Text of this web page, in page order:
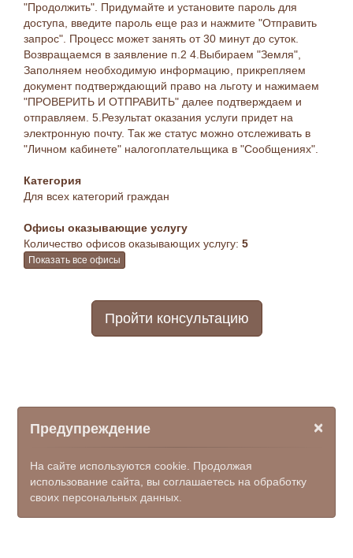
"Продолжить". Придумайте и установите пароль для
доступа, введите пароль еще раз и нажмите "Отправить
запрос". Процесс может занять от 30 минут до суток.
Возвращаемся в заявление п.2 4.Выбираем "Земля",
Заполняем необходимую информацию, прикрепляем
документ подтверждающий право на льготу и нажимаем
"ПРОВЕРИТЬ И ОТПРАВИТЬ" далее подтверждаем и
отправляем. 5.Результат оказания услуги придет на
электронную почту. Так же статус можно отслеживать в
"Личном кабинете" налогоплательщика в "Сообщениях".
Категория
Для всех категорий граждан
Офисы оказывающие услугу
Количество офисов оказывающих услугу: 5
Показать все офисы
Пройти консультацию
×
Предупреждение
На сайте используются cookie. Продолжая
использование сайта, вы соглашаетесь на обработку
своих персональных данных.